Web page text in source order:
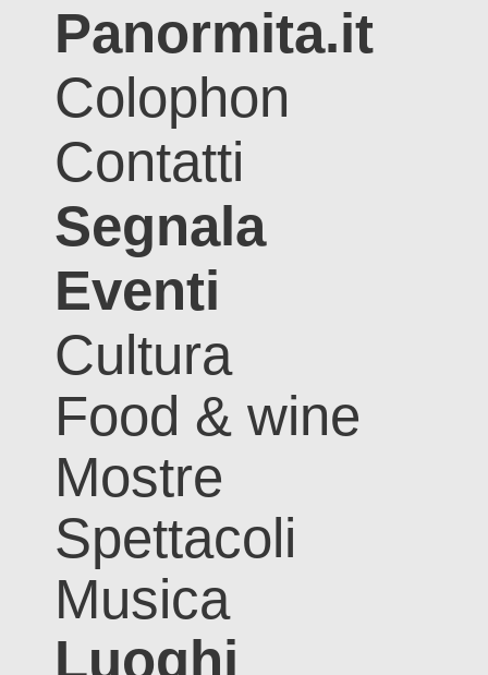
Panormita.it
Colophon
Contatti
Segnala
Eventi
Cultura
Food & wine
Mostre
Spettacoli
Musica
Luoghi